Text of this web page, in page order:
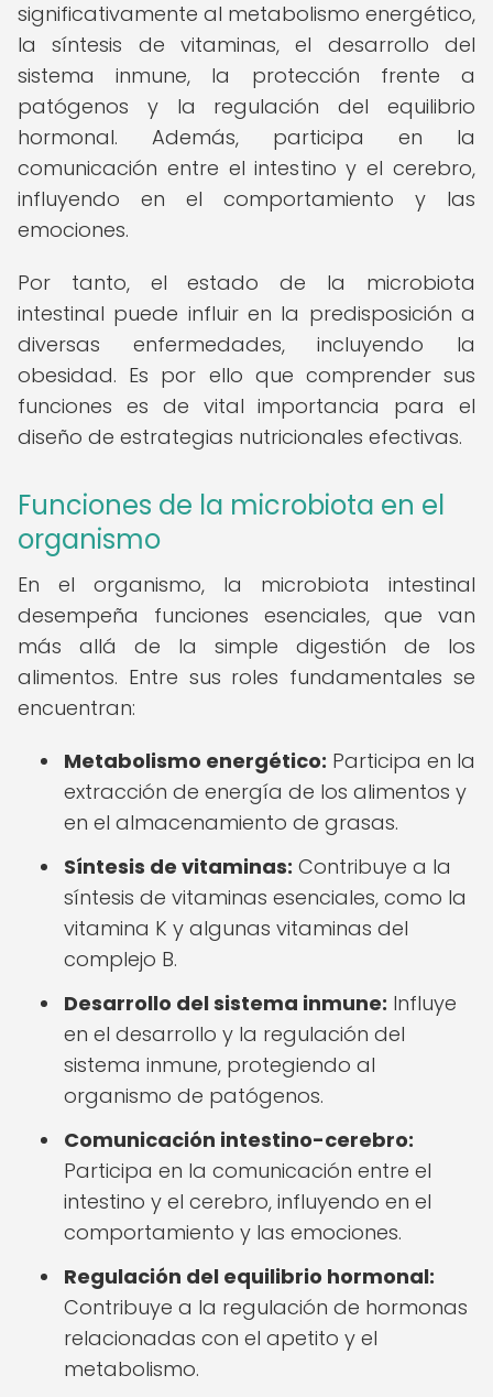
significativamente al metabolismo energético,
la síntesis de vitaminas, el desarrollo del
sistema inmune, la protección frente a
patógenos y la regulación del equilibrio
hormonal. Además, participa en la
comunicación entre el intestino y el cerebro,
influyendo en el comportamiento y las
emociones.
Por tanto, el estado de la microbiota
intestinal puede influir en la predisposición a
diversas enfermedades, incluyendo la
obesidad. Es por ello que comprender sus
funciones es de vital importancia para el
diseño de estrategias nutricionales efectivas.
Funciones de la microbiota en el
organismo
En el organismo, la microbiota intestinal
desempeña funciones esenciales, que van
más allá de la simple digestión de los
alimentos. Entre sus roles fundamentales se
encuentran:
Metabolismo energético: Participa en la
extracción de energía de los alimentos y
en el almacenamiento de grasas.
Síntesis de vitaminas: Contribuye a la
síntesis de vitaminas esenciales, como la
vitamina K y algunas vitaminas del
complejo B.
Desarrollo del sistema inmune: Influye
en el desarrollo y la regulación del
sistema inmune, protegiendo al
organismo de patógenos.
Comunicación intestino-cerebro:
Participa en la comunicación entre el
intestino y el cerebro, influyendo en el
comportamiento y las emociones.
Regulación del equilibrio hormonal:
Contribuye a la regulación de hormonas
relacionadas con el apetito y el
metabolismo.